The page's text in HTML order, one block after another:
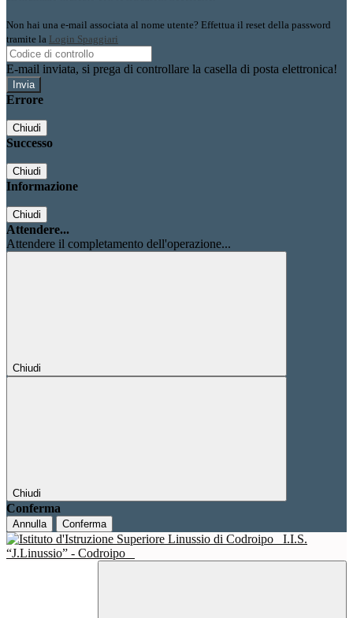
Non hai una e-mail associata al nome utente? Effettua il reset della password
tramite la Login Spaggiari
E-mail inviata, si prega di controllare la casella di posta elettronica!
Errore
Chiudi
Successo
Chiudi
Informazione
Chiudi
Attendere...
Attendere il completamento dell'operazione...
Chiudi
Chiudi
Conferma
Annulla Conferma
I.I.S.
“J.Linussio” - Codroipo